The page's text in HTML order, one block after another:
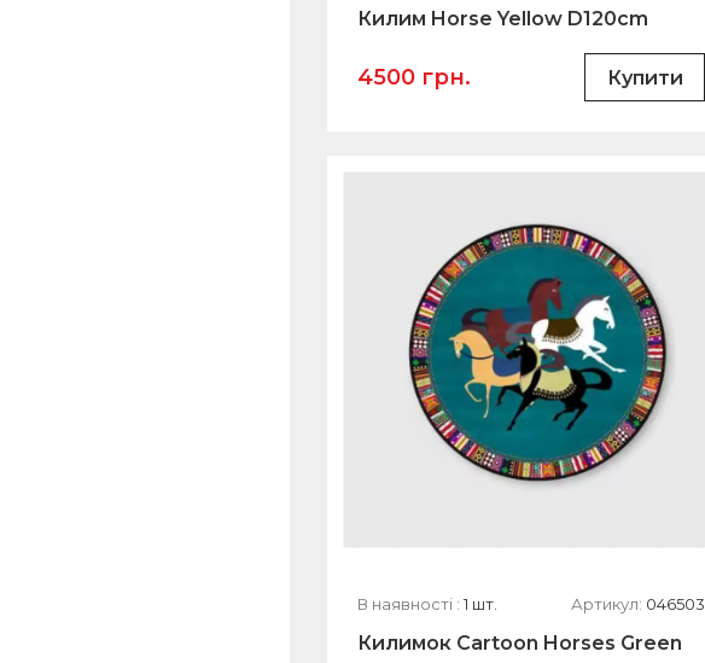
Килим Horse Yellow D120cm
4500 грн. Купити
В наявності : 1 шт. Артикул: 046503
Килимок Cartoon Horses Green